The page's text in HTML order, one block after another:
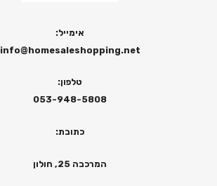
אימייל:
info@homesaleshopping.net
טלפון:
053-948-5808
כתובת:
המרכבה 25, חולון